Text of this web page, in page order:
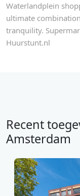
Waterlandplein
ultimate
tranquility.
Huurstunt.nl
Recent
Amsterdam